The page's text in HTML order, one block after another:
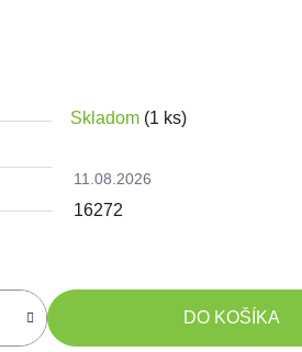
Skladom (1 ks)
11.08.2026
16272
DO KOŠÍKA